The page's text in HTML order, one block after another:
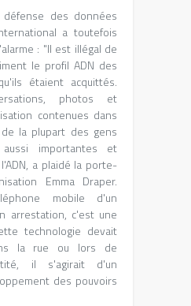
défense des données
a toutefois
: "Il est illégal de
le profil ADN des
étaient acquittés.
photos et
contenues dans
la plupart des gens
importantes et
, a plaidé la porte-
Emma Draper.
mobile d'un
arrestation, c'est une
technologie devait
la rue ou lors de
, il s'agirait d'un
des pouvoirs